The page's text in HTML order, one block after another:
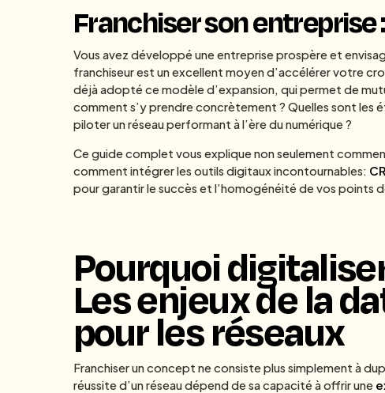
Franchiser son entreprise
Vous avez développé une entreprise prospère et
franchiseur est un excellent moyen d’accélérer votre
déjà adopté ce modèle d’expansion, qui permet de
comment s’y prendre concrètement ? Quelles sont les
piloter un réseau performant à l’ère du numérique ?
Ce guide complet vous explique non seulement
comment intégrer les outils digitaux incontournables:
pour garantir le succès et l’homogénéité de vos points
Pourquoi
Les enjeux de la
pour les réseaux
Franchiser un concept ne consiste plus simplement à
réussite d’un réseau dépend de sa capacité à offrir une